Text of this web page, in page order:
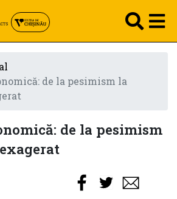
de la pesimism la
de la pesimism